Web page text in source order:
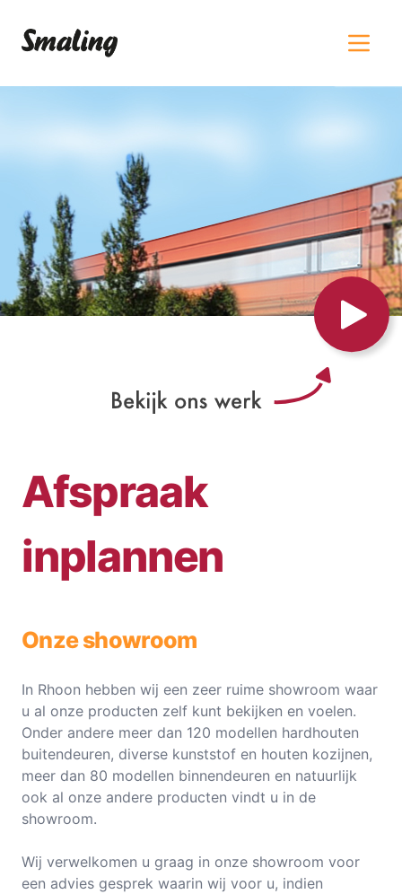
Afspraak
inplannen
Onze showroom
In Rhoon hebben wij een zeer ruime showroom waar
u al onze producten zelf kunt bekijken en voelen.
Onder andere meer dan 120 modellen hardhouten
buitendeuren, diverse kunststof en houten kozijnen,
meer dan 80 modellen binnendeuren en natuurlijk
ook al onze andere producten vindt u in de
showroom.
Wij verwelkomen u graag in onze showroom voor
een advies gesprek waarin wij voor u, indien